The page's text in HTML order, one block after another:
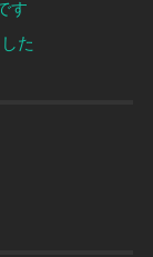
す
た